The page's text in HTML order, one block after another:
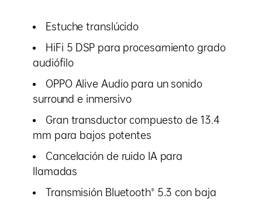
Estuche translúcido
HiFi 5 DSP para procesamiento grado
audiófilo
OPPO Alive Audio para un sonido
surround e inmersivo
Gran transductor compuesto de 13.4
mm para bajos potentes
Cancelación de ruido IA para
llamadas
Transmisión Bluetooth® 5.3 con baja